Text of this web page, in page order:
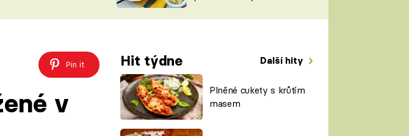
ŠÉFREDAKTORKY
ČASOPIS
Pin it Hit týdne Další hity
Plněné cukety s krůtím
masem
v